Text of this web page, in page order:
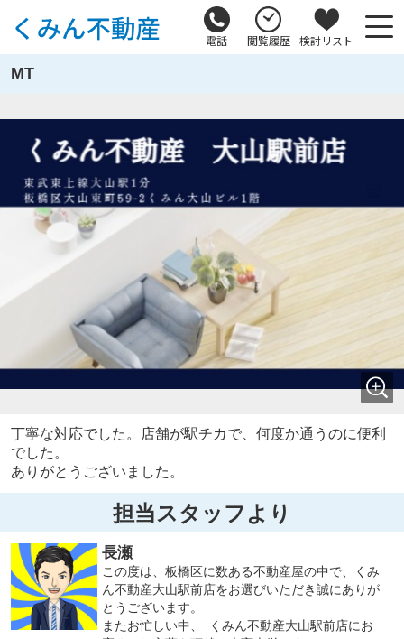
電話 閲覧履歴 検討リスト
MT
丁寧な対応でした。店舗が駅チカで、何度か通うのに便利
でした。
ありがとうございました。
担当スタッフより
長瀬
この度は、板橋区に数ある不動産屋の中で、くみ
ん不動産大山駅前店をお選びいただき誠にありが
とうございます。
またお忙しい中、 くみん不動産大山駅前店にお